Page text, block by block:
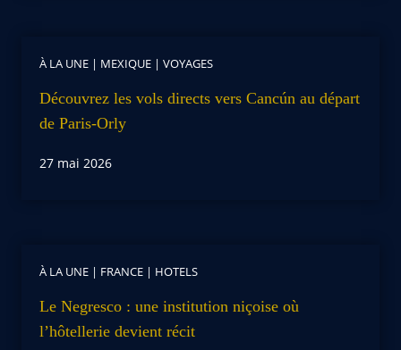
À LA UNE | MEXIQUE | VOYAGES
Découvrez les vols directs vers Cancún au départ
de Paris-Orly
27 mai 2026
À LA UNE | FRANCE | HOTELS
Le Negresco : une institution niçoise où
l’hôtellerie devient récit